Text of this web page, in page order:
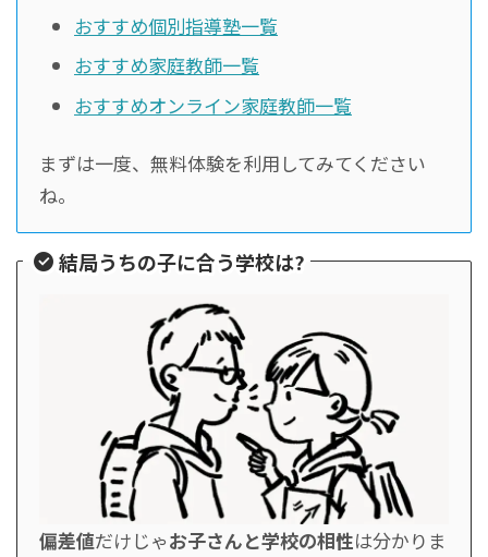
おすすめ個別指導塾一覧
おすすめ家庭教師一覧
おすすめオンライン家庭教師一覧
まずは一度、無料体験を利用してみてください
ね。
結局うちの子に合う学校は?
偏差値だけじゃお子さんと学校の相性は分かりま